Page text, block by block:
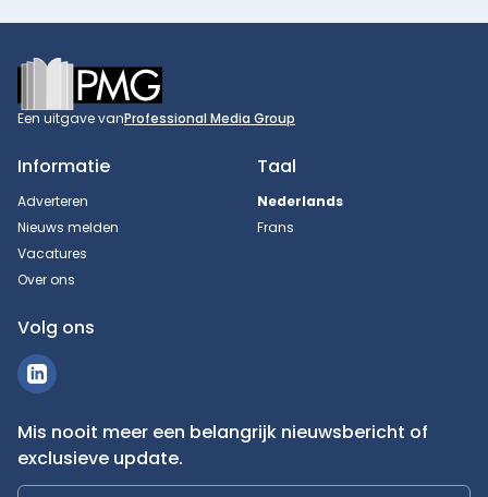
Footer
Een uitgave vanProfessional Media Group
Informatie
Adverteren
Nieuws melden
Vacatures
Over ons
Taal
Nederlands
Frans
Volg ons
Mis nooit meer een belangrijk nieuwsbericht of
exclusieve update.